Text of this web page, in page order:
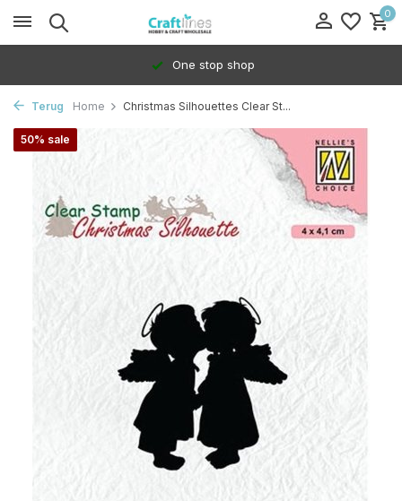
0
One stop shop
Terug Home Christmas Silhouettes Clear St...
50% sale